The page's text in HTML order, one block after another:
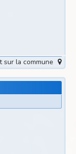
sur la commune